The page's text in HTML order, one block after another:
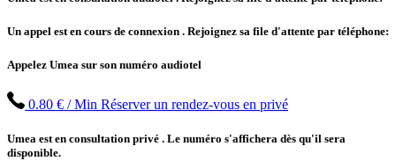
Un appel est en cours de connexion . Rejoignez sa file d'attente par téléphone:
Appelez Umea sur son numéro audiotel
0.80 € / Min Réserver un rendez-vous en privé
Umea est en consultation privé . Le numéro s'affichera dès qu'il sera
disponible.